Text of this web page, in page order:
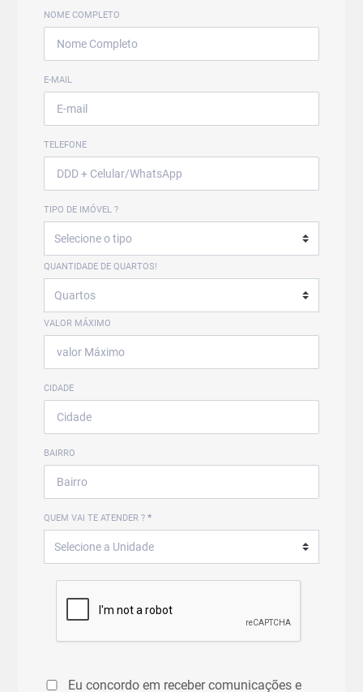
NOME COMPLETO
E-MAIL
TELEFONE
TIPO DE IMÓVEL ?
QUANTIDADE DE QUARTOS!
VALOR MÁXIMO
CIDADE
BAIRRO
QUEM VAI TE ATENDER ?*
Eu concordo em receber comunicações e